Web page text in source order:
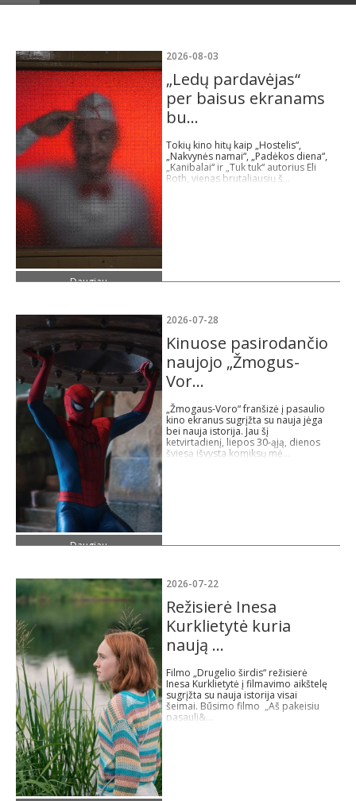
Daugiau
2026-08-03
„Ledų pardavėjas“
per baisus ekranams
bu...
Tokių kino hitų kaip „Hostelis“,
„Nakvynės namai“, „Padėkos diena“,
„Kanibalai“ ir „Tuk tuk“ autorius Eli
Roth, vienas brutaliausių š...
Daugiau
2026-07-28
Kinuose pasirodančio
naujojo „Žmogus-
Vor...
„Žmogaus-Voro“ franšizė į pasaulio
kino ekranus sugrįžta su nauja jėga
bei nauja istorija. Jau šį
ketvirtadienį, liepos 30-ąją, dienos
šviesą išvysta komiksų mė...
2026-07-22
Režisierė Inesa
Kurklietytė kuria
naują ...
Filmo „Drugelio širdis“ režisierė
Inesa Kurklietytė į filmavimo aikštelę
sugrįžta su nauja istorija visai
šeimai. Būsimo filmo „Aš pakeisiu
pasaulį&...